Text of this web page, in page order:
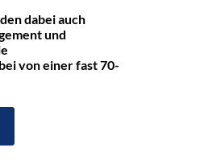
dabei auch
und
von einer fast 70-